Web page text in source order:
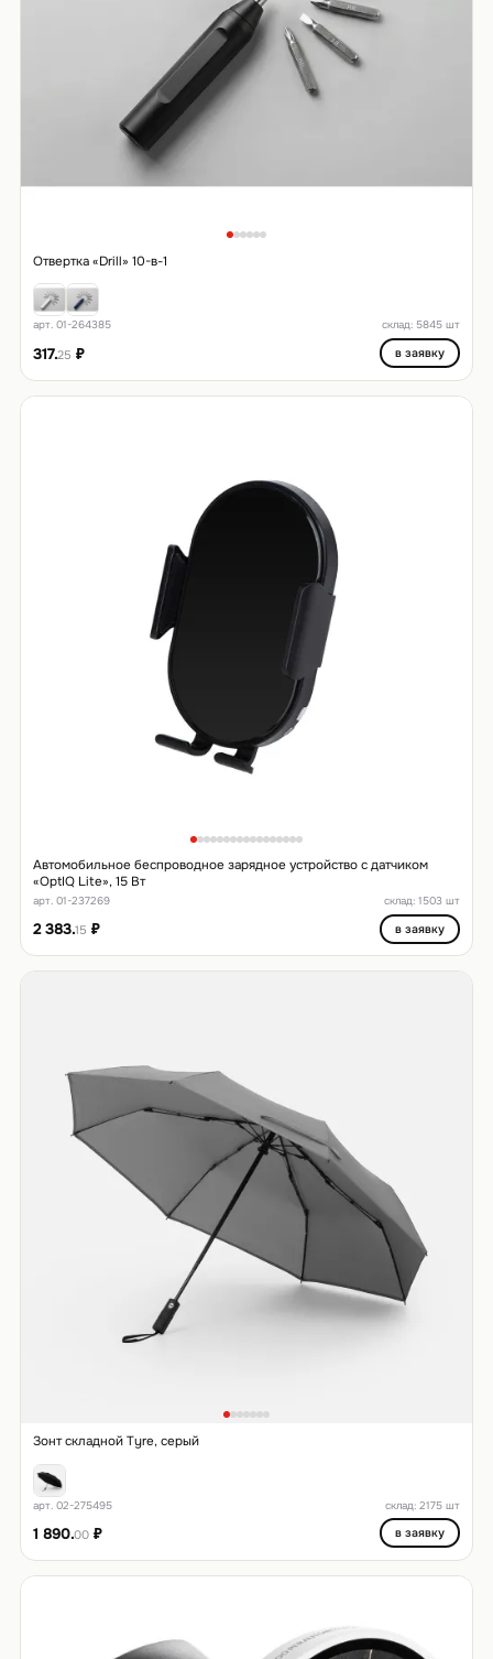
Отвертка «Drill» 10-в-1
арт. 01-264385 склад: 5845 шт
317.25 ₽ в заявку
Автомобильное беспроводное зарядное устройство с датчиком
«OptIQ Lite», 15 Вт
арт. 01-237269 склад: 1503 шт
2 383.15 ₽ в заявку
Зонт складной Tyre, серый
арт. 02-275495 склад: 2175 шт
1 890.00₽ в заявку